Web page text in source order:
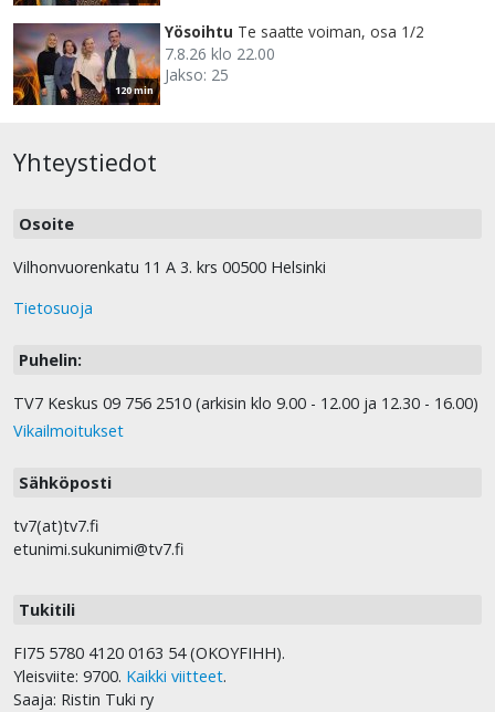
120 min
Yösoihtu Te saatte voiman, osa 1/2
7.8.26 klo 22.00
Jakso: 25
Yhteystiedot
Osoite
Vilhonvuorenkatu 11 A 3. krs 00500 Helsinki
Tietosuoja
Puhelin:
TV7 Keskus 09 756 2510 (arkisin klo 9.00 - 12.00 ja 12.30 - 16.00)
Vikailmoitukset
Sähköposti
tv7(at)tv7.fi
etunimi.sukunimi@tv7.fi
Tukitili
FI75 5780 4120 0163 54 (OKOYFIHH).
Yleisviite: 9700. Kaikki viitteet.
Saaja: Ristin Tuki ry